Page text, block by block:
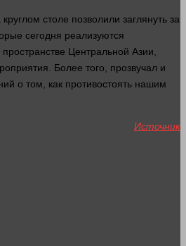
столе позволили заглянуть за
сегодня реализуются
Центральной Азии,
Более того, прозвучал и
о том, как противостоять нашим
Источник